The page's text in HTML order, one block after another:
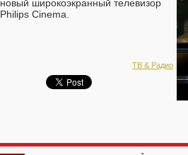
новый широкоэкранный телевизор
Philips Cinema.
ТВ & Радио